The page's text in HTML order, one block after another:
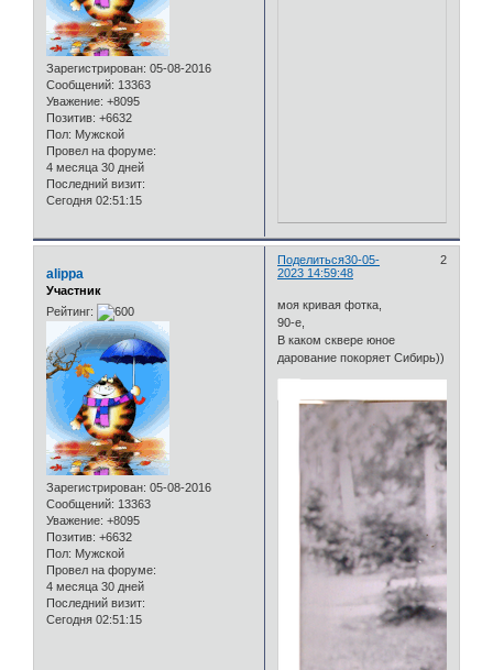
Зарегистрирован: 05-08-2016
Сообщений: 13363
Уважение: +8095
Позитив: +6632
Пол: Мужской
Провел на форуме:
4 месяца 30 дней
Последний визит:
Сегодня 02:51:15
Поделиться 2
30-05-
2023 14:59:48
alippa
Участник
Рейтинг:
Зарегистрирован: 05-08-2016
Сообщений: 13363
Уважение: +8095
Позитив: +6632
Пол: Мужской
Провел на форуме:
4 месяца 30 дней
Последний визит:
Сегодня 02:51:15
моя кривая фотка,
90-е,
В каком сквере юное
дарование покоряет Сибирь))